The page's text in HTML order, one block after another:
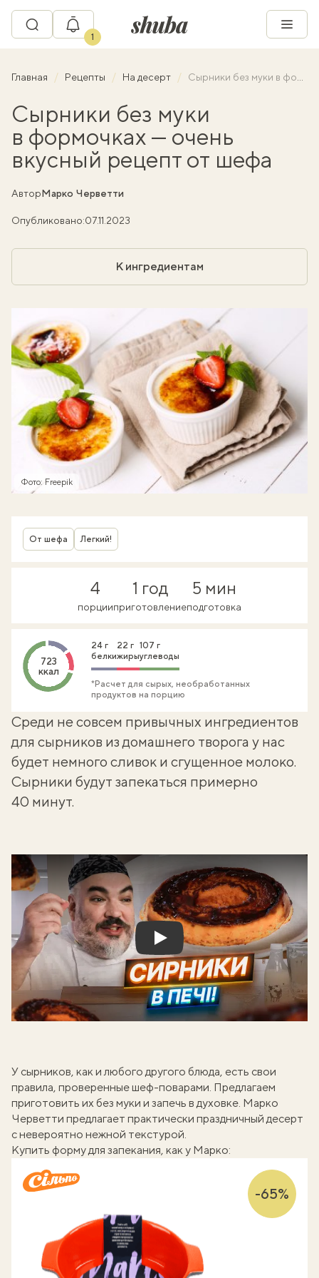
1
Главная Рецепты На десерт Сырники без муки в формочках — очень вкусный рецепт от шефа
Сырники без муки
в формочках — очень
вкусный рецепт от шефа
АвторМарко Черветти
Опубликовано:07.11.2023
К ингредиентам
Фото: Freepik
От шефа Легкий!
4
порции
1 год
приготовление
5 мин
подготовка
723
ккал
24 г
белки
22 г
жиры
107 г
углеводы
*Расчет для сырых, необработанных
продуктов на порцию
Среди не совсем привычных ингредиентов
для сырников из домашнего творога у нас
будет немного сливок и сгущенное молоко.
Сырники будут запекаться примерно
40 минут.
Play
У сырников, как и любого другого блюда, есть свои
правила, проверенные шеф-поварами. Предлагаем
приготовить их без муки и запечь в духовке. Марко
Черветти предлагает практически праздничный десерт
с невероятно нежной текстурой.
Купить форму для запекания, как у Марко:
-65%